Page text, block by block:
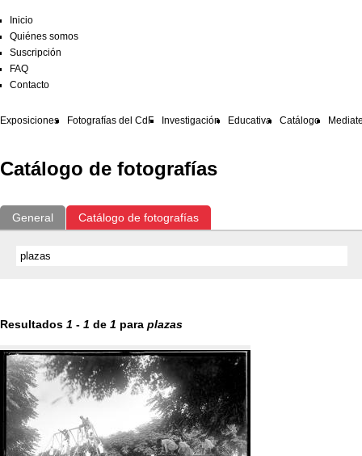
Inicio
Quiénes somos
Suscripción
FAQ
Contacto
Catálogo de fotografías
General Catálogo de fotografías
Resultados 1 - 1 de 1 para plazas
Exposiciones Fotografías del CdF Investigación Educativa Catálogo